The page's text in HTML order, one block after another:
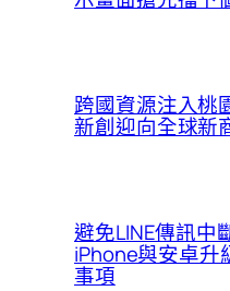
跨國資源注入桃
新創迎向全球新
避免LINE傳訊中
iPhone與安卓升
事項